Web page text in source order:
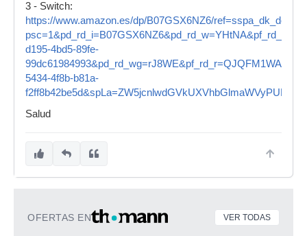
3 - Switch:
https://www.amazon.es/dp/B07GSX6NZ6/
d195-4bd5-89fe-
5434-4f8b-b81a-
Salud
OFERTAS EN VER TODAS